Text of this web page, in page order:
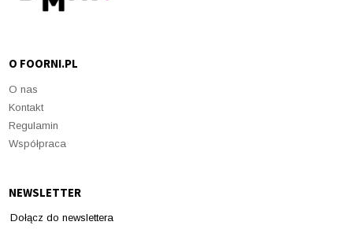
O FOORNI.PL
O nas
Kontakt
Regulamin
Współpraca
NEWSLETTER
Dołącz do newslettera